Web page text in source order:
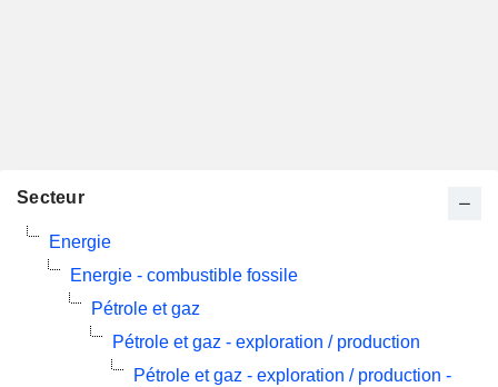
Secteur
Energie
Energie - combustible fossile
Pétrole et gaz
Pétrole et gaz - exploration / production
Pétrole et gaz - exploration / production -